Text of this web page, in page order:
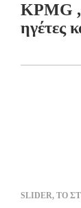
KPMG ,
ηγέτες
SLIDER, ΤΟ